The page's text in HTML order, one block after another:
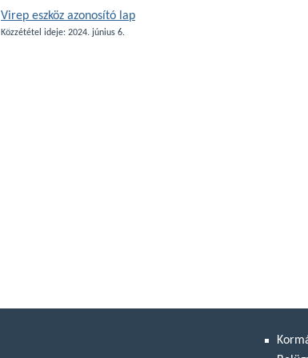
Virep eszköz azonosító lap
Közzététel ideje: 2024. június 6.